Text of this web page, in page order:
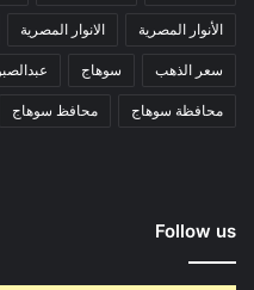
الأنوار المصرية الانوار المصرية
سعر الذهب سوهاج
محافظة سوهاج محافظ سوهاج
Follow us